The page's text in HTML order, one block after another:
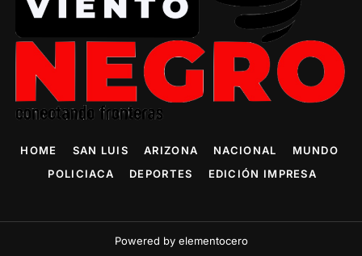
HOME SAN LUIS ARIZONA NACIONAL
MUNDO
POLICIACA
DEPORTES EDICIÓN IMPRESA
Powered by elementocero